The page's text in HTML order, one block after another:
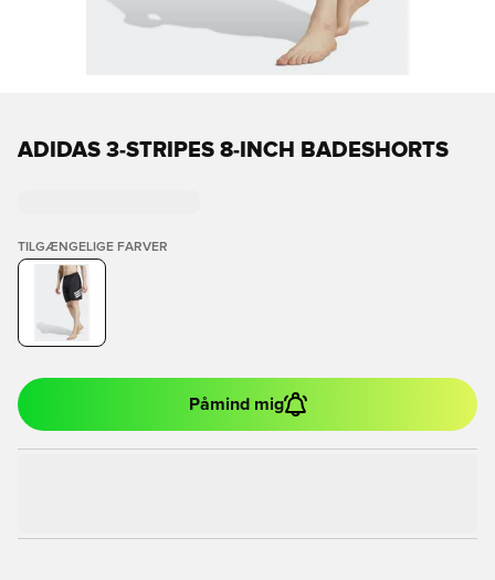
ADIDAS 3-STRIPES 8-INCH BADESHORTS
TILGÆNGELIGE FARVER
Påmind mig